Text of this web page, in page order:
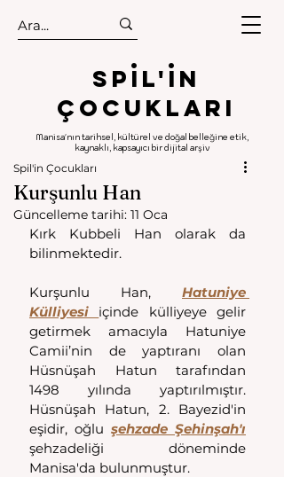
.
.
Spıl'in
Çocukları
Manisa'nın tarihsel, kültürel ve doğal belleğine etik,
kaynaklı, kapsayıcı bir dijital arşiv
Kurşunlu Han
Spil'in Çocukları
Güncelleme tarihi: 11 Oca
Kırk Kubbeli Han olarak da
bilinmektedir.
Kurşunlu Han, Hatuniye
Külliyesi içinde külliyeye gelir
getirmek amacıyla Hatuniye
Camii’nin de yaptıranı olan
Hüsnüşah Hatun tarafından
1498 yılında yaptırılmıştır.
Hüsnüşah Hatun, 2. Bayezid'in
eşidir, oğlu şehzade Şehinşah'ı
şehzadeliği döneminde
Manisa'da bulunmuştur.